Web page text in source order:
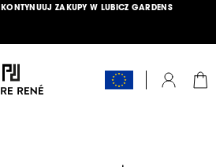
KONTYNUUJ ZAKUPY W LUBICZ GARDENS